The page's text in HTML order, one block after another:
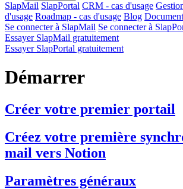
SlapMail SlapPortal CRM - cas d'usage
d'usage Roadmap - cas d'usage Blog
Se connecter à SlapMail Se connecter à
Essayer SlapMail gratuitement
Essayer SlapPortal gratuitement
Démarrer
Créer votre premier portail
Créez votre première
mail vers Notion
Paramètres généraux